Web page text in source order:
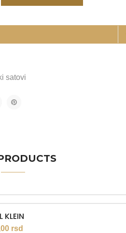
satovi
KLEIN
rsd